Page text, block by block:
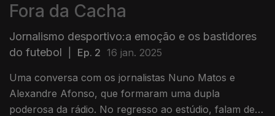
Fora da Cacha
Jornalismo desportivo:a emoção e os bastidores
do futebol
Ep. 2 16 jan. 2025
Uma conversa com os jornalistas Nuno Matos e
Alexandre Afonso, que formaram uma dupla
poderosa da rádio. No regresso ao estúdio, falam de